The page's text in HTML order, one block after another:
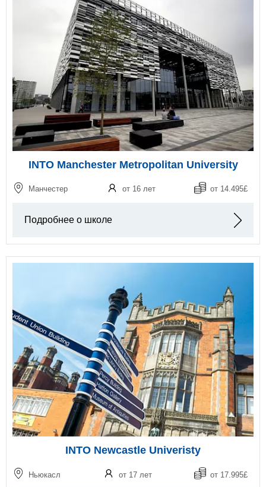
INTO Manchester Metropolitan University
Манчестер от 16 лет от 14.495£
Подробнее о школе
INTO Newcastle Univeristy
Ньюкасл от 17 лет от 17.995£